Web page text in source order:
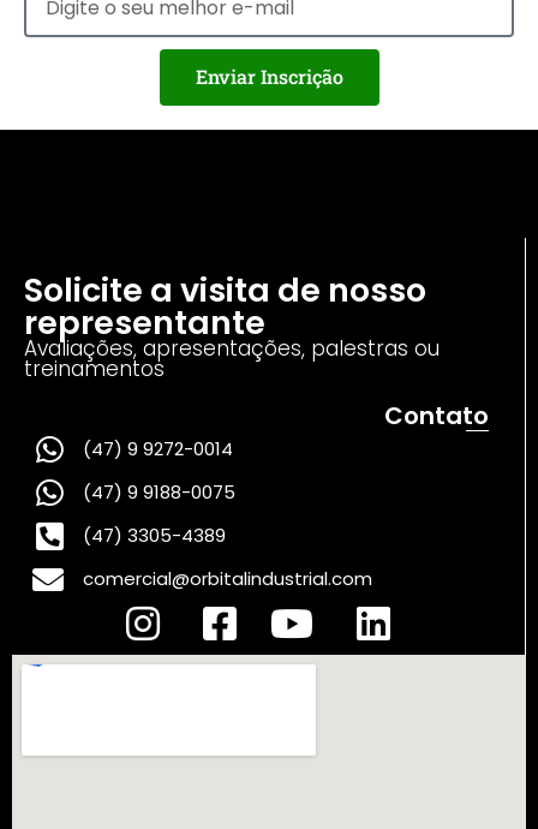
Enviar Inscrição
Solicite a visita de nosso
representante
Avaliações, apresentações, palestras ou
treinamentos
Contato
(47) 9 9272-0014
(47) 9 9188-0075
(47) 3305-4389
comercial@orbitalindustrial.com